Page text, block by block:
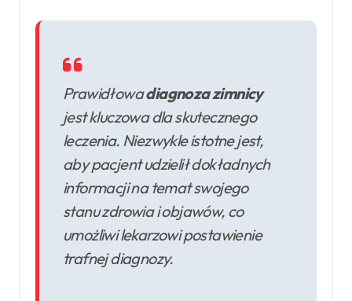
Prawidłowadiagnoza zimnicy
jest kluczowa dla skutecznego
leczenia. Niezwykle istotne jest,
aby pacjent udzielił dokładnych
informacji na temat swojego
stanu zdrowia i objawów, co
umożliwi lekarzowi postawienie
trafnej diagnozy.